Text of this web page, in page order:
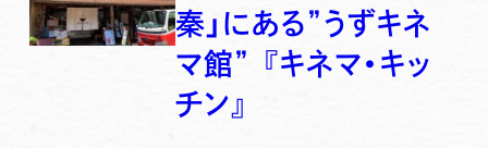
秦」にある”うずキネ
マ館” 『キネマ・キッ
チン』